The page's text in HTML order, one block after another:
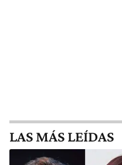
LAS MÁS LEÍDAS